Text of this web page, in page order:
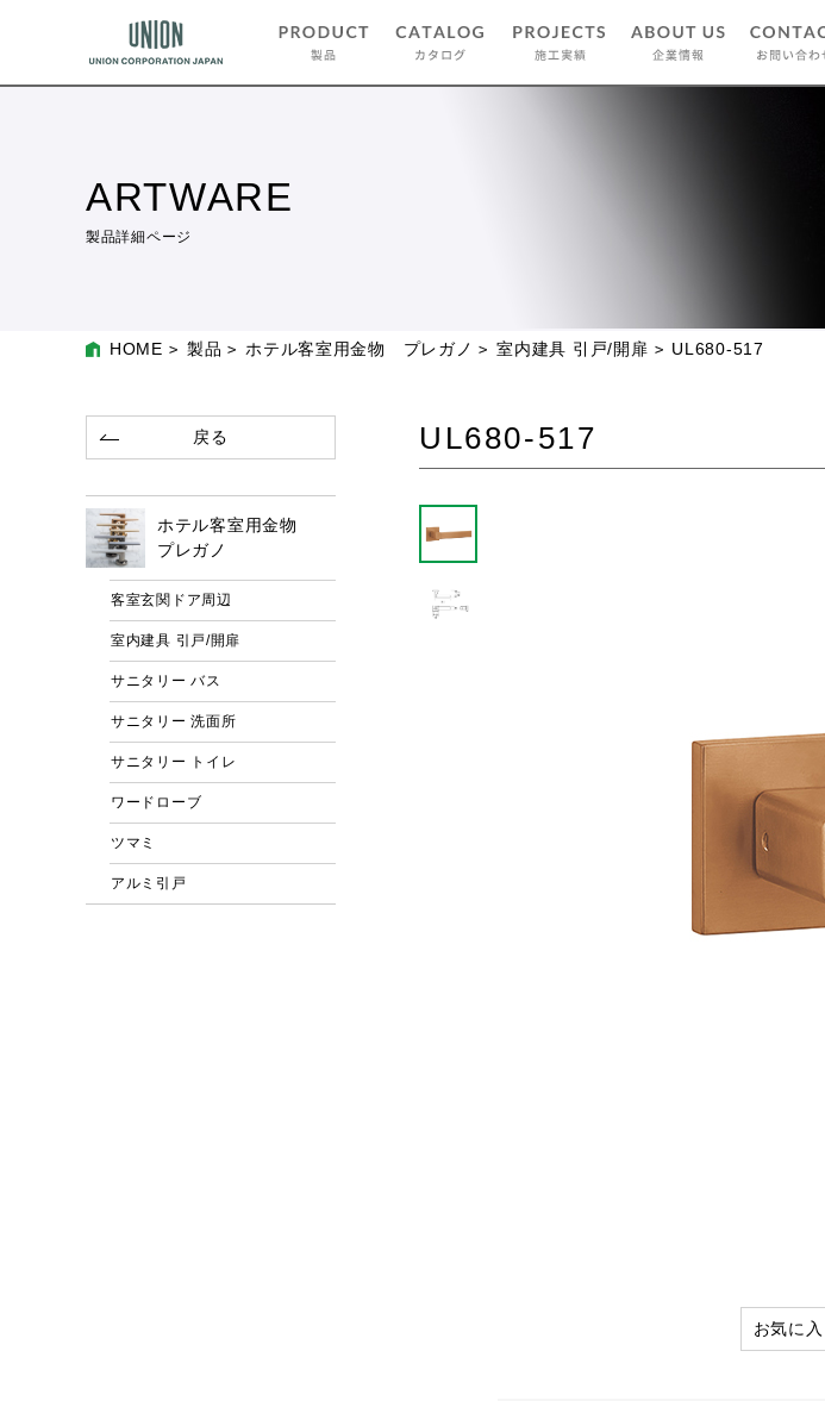
ARTWARE
製品詳細ページ
HOME 製品 ホテル客室用金物 プレガノ 室内建具 引戸/開扉 UL680-517
UL680-517
お気に
戻る
ホテル客室用金物
プレガノ
客室玄関ドア周辺
室内建具 引戸/開扉
サニタリー バス
サニタリー 洗面所
サニタリー トイレ
ワードローブ
ツマミ
アルミ引戸